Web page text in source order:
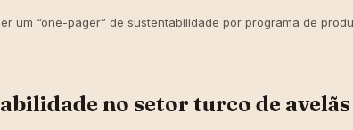
um “one-pager” de sustentabilidade por programa de
no setor turco de avelãs